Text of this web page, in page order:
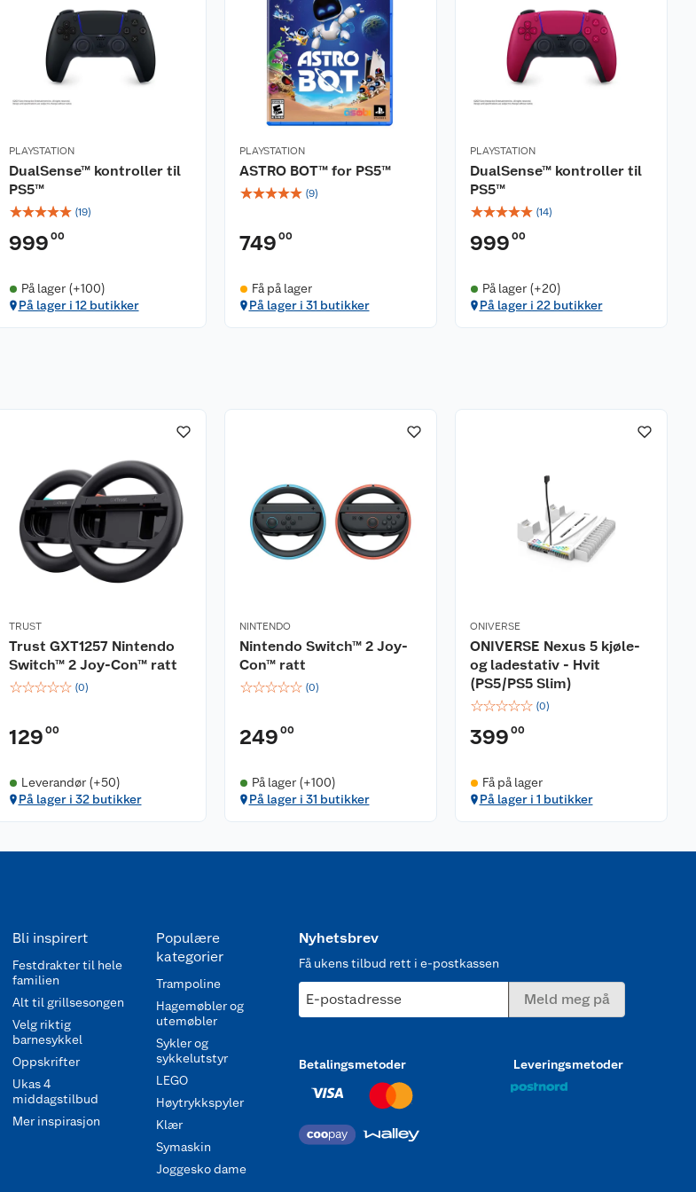
PLAYSTATION
DualSense™ kontroller til
PS5™
☆☆☆☆☆ (19)
999 00
På lager (+100)
På lager i 12 butikker
PLAYSTATION
ASTRO BOT™ for PS5™
☆☆☆☆☆ (9)
749 00
Få på lager
På lager i 31 butikker
PLAYSTATION
DualSense™ kontroller til
PS5™
☆☆☆☆☆ (14)
999 00
På lager (+20)
På lager i 22 butikker
TRUST
Trust GXT1257 Nintendo
Switch™ 2 Joy-Con™ ratt
☆☆☆☆☆ (0)
129 00
Leverandør (+50)
På lager i 32 butikker
NINTENDO
Nintendo Switch™ 2 Joy-
Con™ ratt
☆☆☆☆☆ (0)
249 00
På lager (+100)
På lager i 31 butikker
ONIVERSE
ONIVERSE Nexus 5 kjøle-
og ladestativ - Hvit
(PS5/PS5 Slim)
☆☆☆☆☆ (0)
399 00
Få på lager
På lager i 1 butikker
Bli inspirert
Festdrakter til hele
familien
Alt til grillsesongen
Velg riktig
barnesykkel
Oppskrifter
Ukas 4
middagstilbud
Mer inspirasjon
Populære
kategorier
Trampoline
Hagemøbler og
utemøbler
Sykler og
sykkelutstyr
LEGO
Høytrykkspyler
Klær
Symaskin
Joggesko dame
Nyhetsbrev
Få ukens tilbud rett i e-postkassen
E-postadresse Meld meg på
Betalingsmetoder Leveringsmetoder